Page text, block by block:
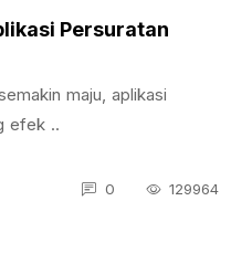
Persuratan
maju, aplikasi
efek ..
0 129964